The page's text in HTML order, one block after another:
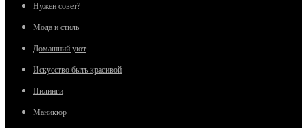
Нужен совет?
Мода и стиль
Домашний уют
Искусство быть красивой
Пилинги
Маникюр